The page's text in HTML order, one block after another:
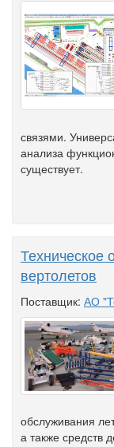
связями.
анализа
существует.
Техническое
вертолетов
Поставщик: АО
обслуживания
а также средств